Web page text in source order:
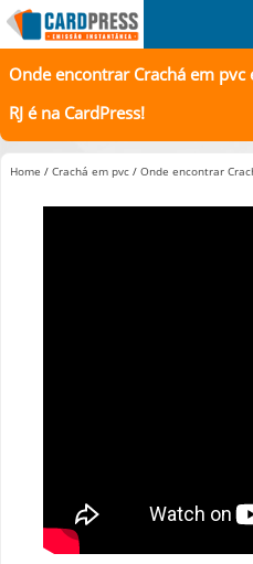
Onde encontrar Crachá em pvc
RJ é na CardPress!
Home / Crachá em pvc / Onde encontrar